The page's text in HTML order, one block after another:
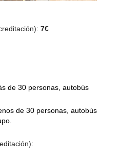
7€
de 30 personas, autobús
de 30 personas, autobús